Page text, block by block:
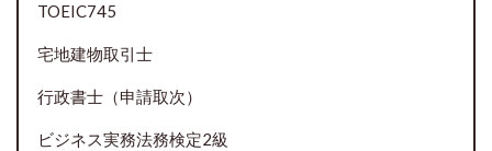
TOEIC745
宅地建物取引士
行政書士（申請取次）
ビジネス実務法務検定2級